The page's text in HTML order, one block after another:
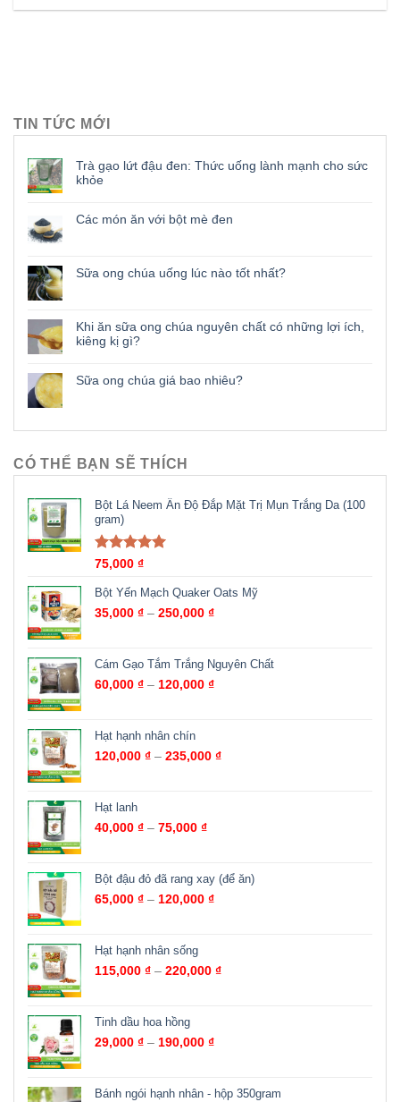
TIN TỨC MỚI
Trà gạo lứt đậu đen: Thức uống lành mạnh cho sức
khỏe
Các món ăn với bột mè đen
Sữa ong chúa uống lúc nào tốt nhất?
Khi ăn sữa ong chúa nguyên chất có những lợi ích,
kiêng kị gì?
Sữa ong chúa giá bao nhiêu?
CÓ THỂ BẠN SẼ THÍCH
Bột Lá Neem Ấn Độ Đắp Mặt Trị Mụn Trắng Da (100
gram)
Được xếp
sao
75,000 ₫
Bột Yến Mạch Quaker Oats Mỹ
35,000 ₫ – 250,000 ₫
Cám Gạo Tắm Trắng Nguyên Chất
60,000 ₫ – 120,000 ₫
Hạt hạnh nhân chín
120,000 ₫ – 235,000 ₫
Hạt lanh
40,000 ₫ – 75,000 ₫
Bột đậu đỏ đã rang xay (để ăn)
65,000 ₫ – 120,000 ₫
Hạt hạnh nhân sống
115,000 ₫ – 220,000 ₫
Tinh dầu hoa hồng
29,000 ₫ – 190,000 ₫
Bánh ngói hạnh nhân - hộp 350gram